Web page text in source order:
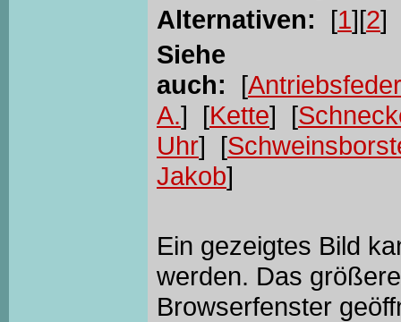
Alternativen: [1][2]
Siehe
auch: [Antriebsfeder
A.] [Kette] [
Uhr] [
Jakob]
Ein gezeigtes Bild
werden. Das
Browserfenster